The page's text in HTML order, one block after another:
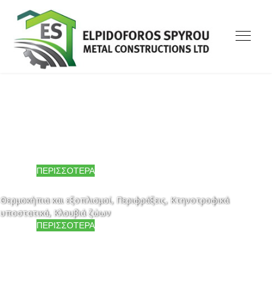
ΠΕΡΙΣΣΟΤΕΡΑ
Θερμοκήπια και εξοπλισμοί, Περιφράξεις, Κτηνοτροφικά
υποστατικά, Κλουβιά ζώων
ΠΕΡΙΣΣΟΤΕΡΑ